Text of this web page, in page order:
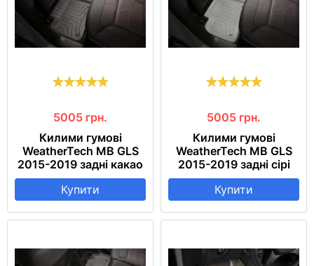
5005 грн.
Килими гумові
WeatherTech MB GLS
2015-2019 задні какао
Купити
5005 грн.
Килими гумові
WeatherTech MB GLS
2015-2019 задні сірі
Купити